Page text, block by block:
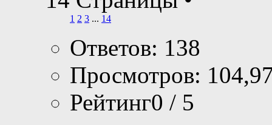
1 2 3 ... 14
Ответов: 138
Просмотров:
Рейтинг0 / 5